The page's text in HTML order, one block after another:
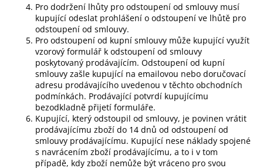
Pro dodržení lhůty pro odstoupení od smlouvy musí
kupující odeslat prohlášení o odstoupení ve lhůtě pro
odstoupení od smlouvy.
Pro odstoupení od kupní smlouvy může kupující využít
vzorový formulář k odstoupení od smlouvy
poskytovaný prodávajícím. Odstoupení od kupní
smlouvy zašle kupující na emailovou nebo doručovací
adresu prodávajícího uvedenou v těchto obchodních
podmínkách. Prodávající potvrdí kupujícímu
bezodkladně přijetí formuláře.
Kupující, který odstoupil od smlouvy, je povinen vrátit
prodávajícímu zboží do 14 dnů od odstoupení od
smlouvy prodávajícímu. Kupující nese náklady spojené
s navrácením zboží prodávajícímu, a to i v tom
případě, kdy zboží nemůže být vráceno pro svou